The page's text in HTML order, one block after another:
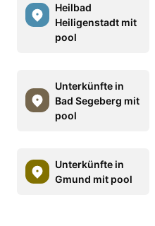
Heilbad
Heiligenstadt mit
pool
Unterkünfte in
Bad Segeberg mit
pool
Unterkünfte in
Gmund mit pool